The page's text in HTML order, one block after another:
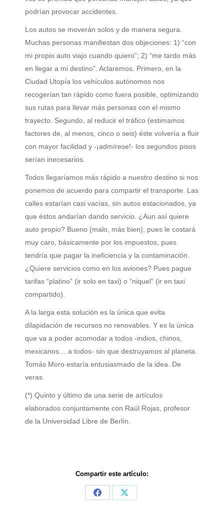
podrían provocar accidentes.
Los autos se moverán solos y de manera segura.
Muchas personas manifiestan dos objeciones: 1) “con
mi propio auto viajo cuando quiero”; 2) “me tardo más
en llegar a mi destino”. Aclaremos. Primero, en la
Ciudad Utopía los vehículos autónomos nos
recogerían tan rápido como fuera posible, optimizando
sus rutas para llevar más personas con el mismo
trayecto. Segundo, al reducir el tráfico (estimamos
factores de, al menos, cinco o seis) éste volvería a fluir
con mayor facilidad y -¡admírese!- los segundos pisos
serían inecesarios.
Todos llegaríamos más rápido a nuestro destino si nos
ponemos de acuerdo para compartir el transporte. Las
calles estarían casi vacías, sin autos estacionados, ya
que éstos andarían dando servicio. ¿Aun así quiere
auto propio? Bueno (malo, más bien), pues le costará
muy caro, básicamente por los impuestos, pues
tendría que pagar la ineficiencia y la contaminación.
¿Quiere servicios como en los aviones? Pues pague
tarifas “platino” (ir solo en taxi) o “niquel” (ir en taxi
compartido).
A la larga esta solución es la única que evita
dilapidación de recursos no renovables. Y es la única
que va a poder acomodar a todos -indios, chinos,
mexicanos… a todos- sin que destruyamos al planeta.
Tomás Moro estaría entusiasmado de la idea. De
veras.
(*) Quinto y último de una serie de artículos
elaborados conjuntamente con Raúl Rojas, profesor
de la Universidad Libre de Berlín.
Compartir este artículo:
Share
Share